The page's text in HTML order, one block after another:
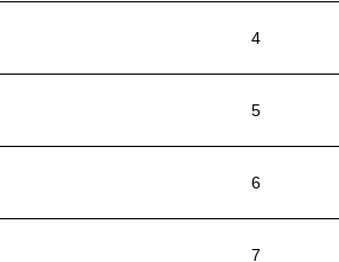
4
5
6
7